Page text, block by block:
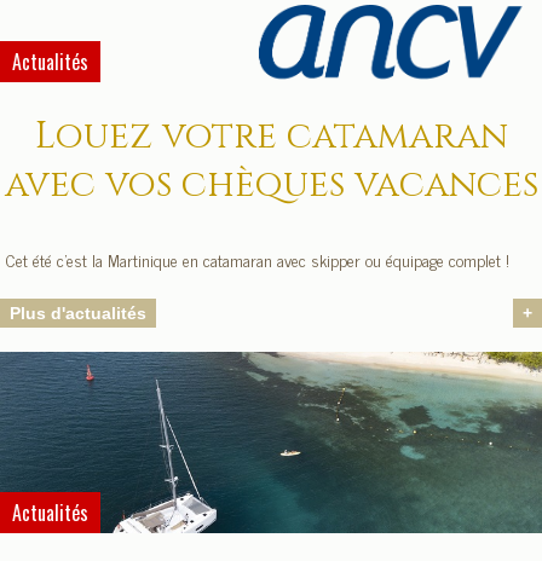
Actualités
Louez votre catamaran
avec vos chèques vacances
Cet été c'est la Martinique en catamaran avec skipper ou équipage complet !
+
Plus d'actualités
Actualités